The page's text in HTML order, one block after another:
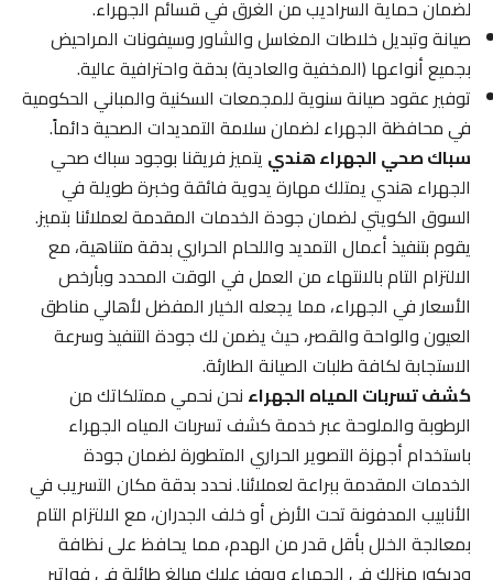
لضمان حماية السراديب من الغرق في قسائم الجهراء.
صيانة وتبديل خلاطات المغاسل والشاور وسيفونات المراحيض
بجميع أنواعها (المخفية والعادية) بدقة واحترافية عالية.
توفير عقود صيانة سنوية للمجمعات السكنية والمباني الحكومية
في محافظة الجهراء لضمان سلامة التمديدات الصحية دائماً.
سباك صحي الجهراء هندييتميز فريقنا بوجود سباك صحي
الجهراء هندي يمتلك مهارة يدوية فائقة وخبرة طويلة في
السوق الكويتي لضمان جودة الخدمات المقدمة لعملائنا بتميز.
يقوم بتنفيذ أعمال التمديد واللحام الحراري بدقة متناهية، مع
الالتزام التام بالانتهاء من العمل في الوقت المحدد وبأرخص
الأسعار في الجهراء، مما يجعله الخيار المفضل لأهالي مناطق
العيون والواحة والقصر، حيث يضمن لك جودة التنفيذ وسرعة
الاستجابة لكافة طلبات الصيانة الطارئة.
كشف تسربات المياه الجهراءنحن نحمي ممتلكاتك من
الرطوبة والملوحة عبر خدمة كشف تسربات المياه الجهراء
باستخدام أجهزة التصوير الحراري المتطورة لضمان جودة
الخدمات المقدمة ببراعة لعملائنا. نحدد بدقة مكان التسريب في
الأنابيب المدفونة تحت الأرض أو خلف الجدران، مع الالتزام التام
بمعالجة الخلل بأقل قدر من الهدم، مما يحافظ على نظافة
وديكور منزلك في الجهراء ويوفر عليك مبالغ طائلة في فواتير